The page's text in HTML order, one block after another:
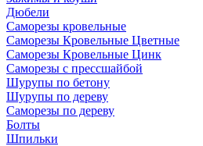
Дюбели
Саморезы кровельные
Саморезы Кровельные Цветные
Саморезы Кровельные Цинк
Саморезы с прессшайбой
Шурупы по бетону
Шурупы по дереву
Саморезы по дереву
Болты
Шпильки